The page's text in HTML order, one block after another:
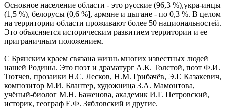
Основное население области - это русские (96,3 %),укра-инцы
(1,5 %), белорусы (0,6 %], армяне и цыгане - по 0,3 %. В целом
на территории области проживают более 50 нацио­нальностей.
Это объясняется историческим развитием тер­ритории и ее
приграничным положением.
С Брянским краем связана жизнь многих известных людей
нашей Роди­ны. Это поэт и драматург А.К. Толстой, поэт Ф.И.
Тютчев, прозаики Н.С. Лесков, Н.М. Грибачёв, Э.Г. Казакевич,
композитор М.И. Блантер, художница З.А. Мамонтова,
учёный-биолог М.Н. Баженова, академик И.Г. Петровский,
историк, географ Е.Ф. Зябловский и другие.